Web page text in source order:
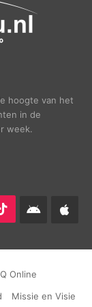
hoogte van het
in de
week.
TikTokAndroid
Online
Missie en Visie